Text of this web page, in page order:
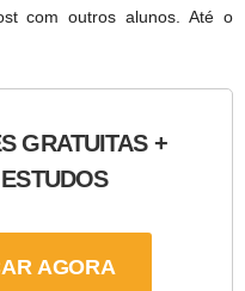
com outros alunos. Até o
GRATUITAS +
AGORA